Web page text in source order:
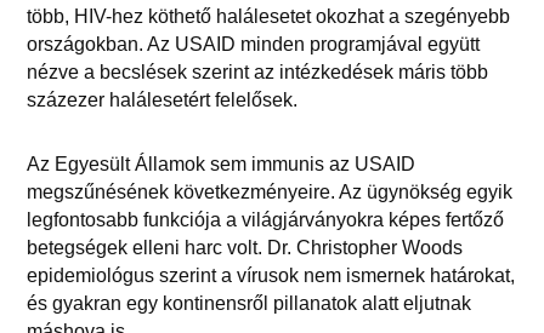
több, HIV-hez köthető halálesetet okozhat a szegényebb
országokban. Az USAID minden programjával együtt
nézve a becslések szerint az intézkedések máris több
százezer halálesetért felelősek.
Az Egyesült Államok sem immunis az USAID
megszűnésének következményeire. Az ügynökség egyik
legfontosabb funkciója a világjárványokra képes fertőző
betegségek elleni harc volt. Dr. Christopher Woods
epidemiológus szerint a vírusok nem ismernek határokat,
és gyakran egy kontinensről pillanatok alatt eljutnak